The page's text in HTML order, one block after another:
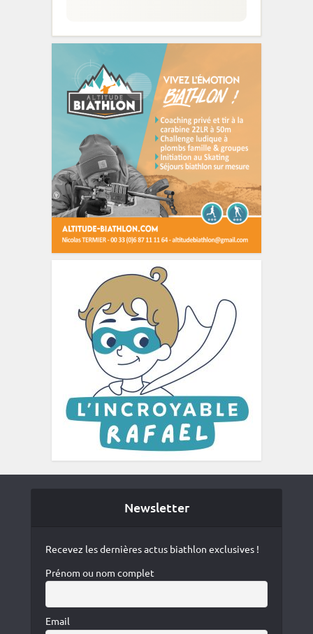
Newsletter
Recevez les dernières actus biathlon exclusives !
Prénom ou nom complet
Email